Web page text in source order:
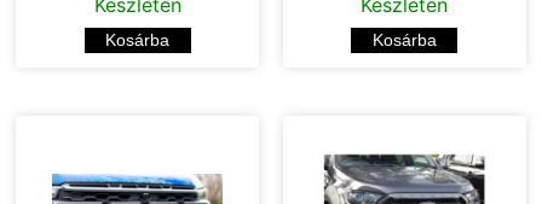
Kosárba Kosárba